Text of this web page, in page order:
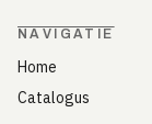
NAVIGATIE
Home
Catalogus